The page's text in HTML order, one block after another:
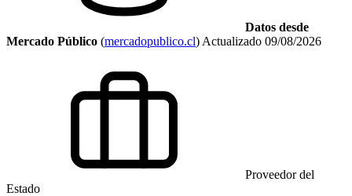
Datos desde
Mercado Público (mercadopublico.cl) Actualizado 09/08/2026
Proveedor del
Estado